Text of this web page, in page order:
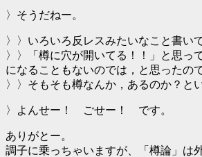
〉そうだねー。
〉〉いろいろ反レスみたいなこと書い
〉〉「樽に穴が開いてる！！」と思っ
になることもないのでは，と思ったの
〉〉そもそも樽なんか，あるのか？と
〉よんせー！ ごせー！ です。
ありがとー。
調子に乗っちゃいますが、「樽論」は